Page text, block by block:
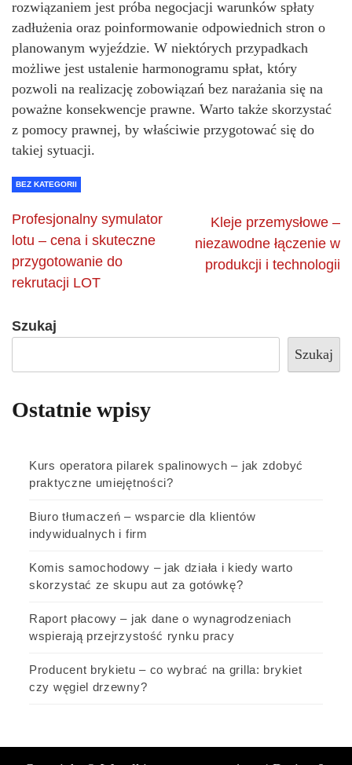
rozwiązaniem jest próba negocjacji warunków spłaty
zadłużenia oraz poinformowanie odpowiednich stron o
planowanym wyjeździe. W niektórych przypadkach
możliwe jest ustalenie harmonogramu spłat, który
pozwoli na realizację zobowiązań bez narażania się na
poważne konsekwencje prawne. Warto także skorzystać
z pomocy prawnej, by właściwie przygotować się do
takiej sytuacji.
BEZ KATEGORII
Profesjonalny symulator
lotu – cena i skuteczne
przygotowanie do
rekrutacji LOT
Kleje przemysłowe –
niezawodne łączenie w
produkcji i technologii
Szukaj
Szukaj
Ostatnie wpisy
Kurs operatora pilarek spalinowych – jak zdobyć
praktyczne umiejętności?
Biuro tłumaczeń – wsparcie dla klientów
indywidualnych i firm
Komis samochodowy – jak działa i kiedy warto
skorzystać ze skupu aut za gotówkę?
Raport płacowy – jak dane o wynagrodzeniach
wspierają przejrzystość rynku pracy
Producent brykietu – co wybrać na grilla: brykiet
czy węgiel drzewny?